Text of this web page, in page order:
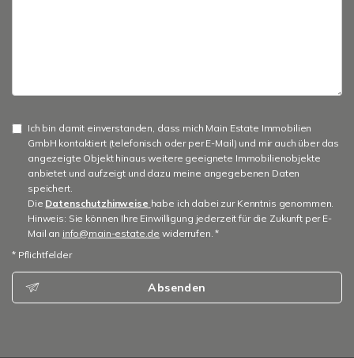
Ich bin damit einverstanden, dass mich Main Estate Immobilien
GmbH kontaktiert (telefonisch oder per E-Mail) und mir auch über das
angezeigte Objekt hinaus weitere geeignete Immobilienobjekte
anbietet und aufzeigt und dazu meine angegebenen Daten
speichert.
Die Datenschutzhinweise habe ich dabei zur Kenntnis genommen.
Hinweis: Sie können Ihre Einwilligung jederzeit für die Zukunft per E-
Mail an info@main-estate.de widerrufen. *
* Pflichtfelder
Absenden